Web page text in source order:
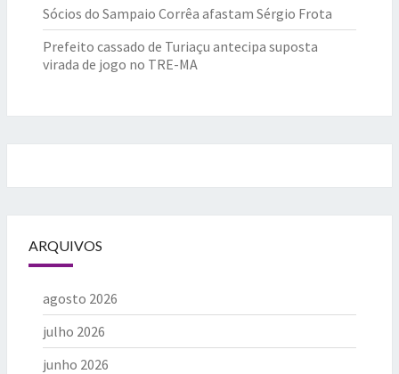
Sócios do Sampaio Corrêa afastam Sérgio Frota
Prefeito cassado de Turiaçu antecipa suposta
virada de jogo no TRE-MA
ARQUIVOS
agosto 2026
julho 2026
junho 2026